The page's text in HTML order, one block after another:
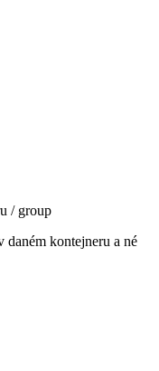
/ group
kontejneru a né